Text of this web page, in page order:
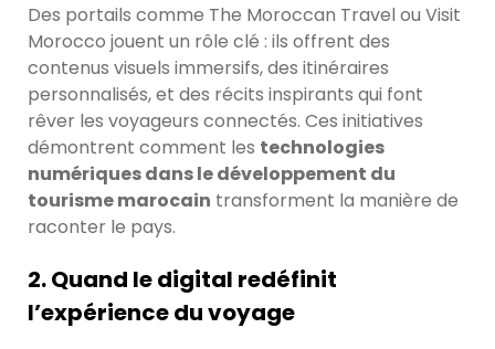
Des portails comme The Moroccan Travel ou Visit
Morocco jouent un rôle clé : ils offrent des
contenus visuels immersifs, des itinéraires
personnalisés, et des récits inspirants qui font
rêver les voyageurs connectés. Ces initiatives
démontrent comment les technologies
numériques dans le développement du
tourisme marocain transforment la manière de
raconter le pays.
2. Quand le digital redéfinit
l’expérience du voyage